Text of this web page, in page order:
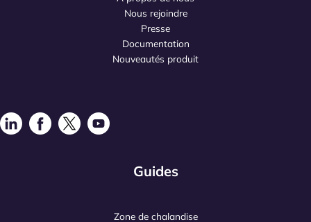
Nous rejoindre
Presse
Documentation
Nouveautés produit
Guides
Zone de chalandise